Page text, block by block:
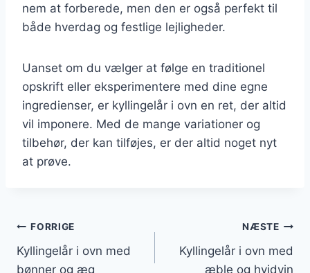
nem at forberede, men den er også perfekt til
både hverdag og festlige lejligheder.
Uanset om du vælger at følge en traditionel
opskrift eller eksperimentere med dine egne
ingredienser, er kyllingelår i ovn en ret, der altid
vil imponere. Med de mange variationer og
tilbehør, der kan tilføjes, er der altid noget nyt
at prøve.
Indlægsnavigation
FORRIGE
Kyllingelår i ovn med
bønner og æg
NÆSTE
Kyllingelår i ovn med
æble og hvidvin